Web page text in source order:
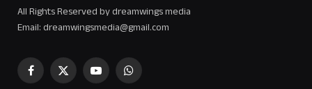
All Rights Reserved by dreamwings media
Email: dreamwingsmedia@gmail.com
Facebook
X
YouTubeWhatsApp